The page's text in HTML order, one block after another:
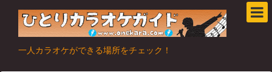
一人カラオケができる場所をチェック！